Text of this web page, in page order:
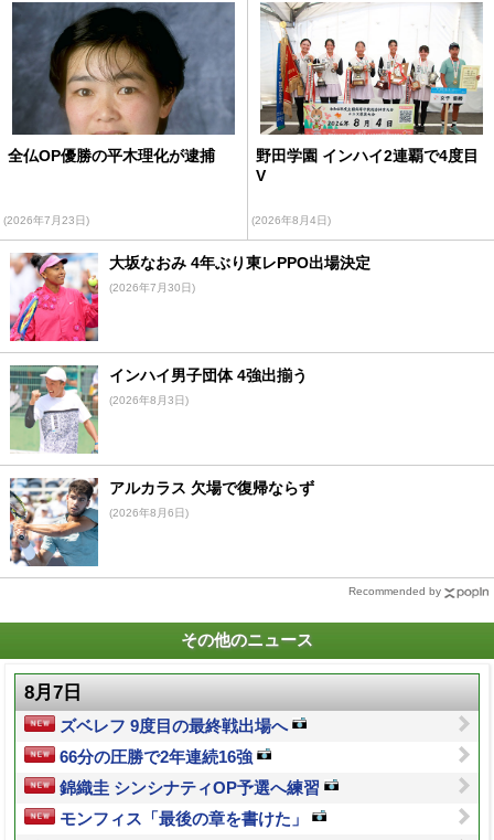
全仏OP優勝の平木理化が逮捕
(2026年7月23日)
野田学園 インハイ2連覇で4度目
V
(2026年8月4日)
大坂なおみ 4年ぶり東レPPO出場決定
(2026年7月30日)
インハイ男子団体 4強出揃う
(2026年8月3日)
アルカラス 欠場で復帰ならず
(2026年8月6日)
Recommended by
その他のニュース
8月7日
ズベレフ 9度目の最終戦出場へ
66分の圧勝で2年連続16強
錦織圭 シンシナティOP予選へ練習
モンフィス「最後の章を書けた」